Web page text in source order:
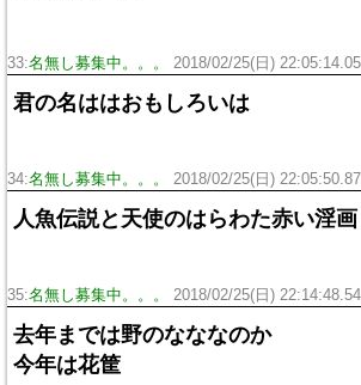
33:名無し募集中。。。 2018/02/25(日)
君の名ははおもしろいは
34:名無し募集中。。。 2018/02/25(日)
人魚伝説と天使のはらわた赤い淫画
35:名無し募集中。。。 2018/02/25(日)
去年までは野のなななのか
今年は花筐